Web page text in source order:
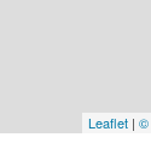
Leaflet | ©